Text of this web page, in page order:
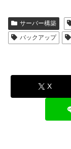
サーバー構築
バックアップ
X